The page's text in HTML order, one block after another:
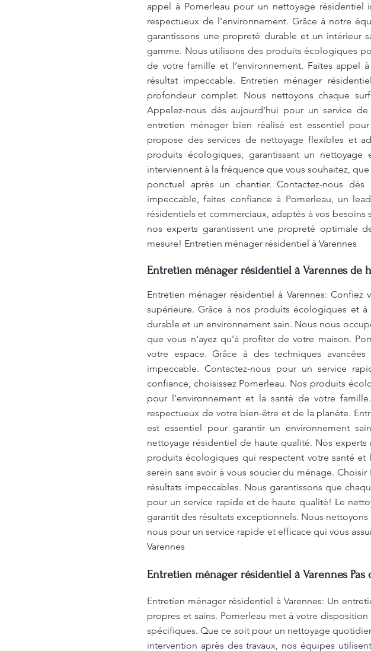
appel à Pomerleau pour un nettoyage résidentiel
respectueux de l’environnement. Grâce à notre
garantissons une propreté durable et un intérieur
gamme. Nous utilisons des produits écologiques
de votre famille et l’environnement. Faites
résultat impeccable. Entretien ménager
profondeur complet. Nous nettoyons chaque
Appelez-nous dès aujourd'hui pour un service
entretien ménager bien réalisé est essentiel
propose des services de nettoyage flexibles et
produits écologiques, garantissant un
interviennent à la fréquence que vous souhaitez,
ponctuel après un chantier. Contactez-nous
impeccable, faites confiance à Pomerleau, un
résidentiels et commerciaux, adaptés à vos
nos experts garantissent une propreté optimale
mesure! Entretien ménager résidentiel à Varennes
Entretien ménager résidentiel à Varennes de
Entretien ménager résidentiel à Varennes:
supérieure. Grâce à nos produits écologiques et
durable et un environnement sain. Nous nous
que vous n'ayez qu'à profiter de votre maison.
votre espace. Grâce à des techniques
impeccable. Contactez-nous pour un service
confiance, choisissez Pomerleau. Nos produits
pour l’environnement et la santé de votre
respectueux de votre bien-être et de la planète.
est essentiel pour garantir un environnement
nettoyage résidentiel de haute qualité. Nos
produits écologiques qui respectent votre santé et
serein sans avoir à vous soucier du ménage.
résultats impeccables. Nous garantissons que
pour un service rapide et de haute qualité! Le
garantit des résultats exceptionnels. Nous
nous pour un service rapide et efficace qui vous
Varennes
Entretien ménager résidentiel à Varennes Pas
Entretien ménager résidentiel à Varennes: Un
propres et sains. Pomerleau met à votre
spécifiques. Que ce soit pour un nettoyage
intervention après des travaux, nos équipes